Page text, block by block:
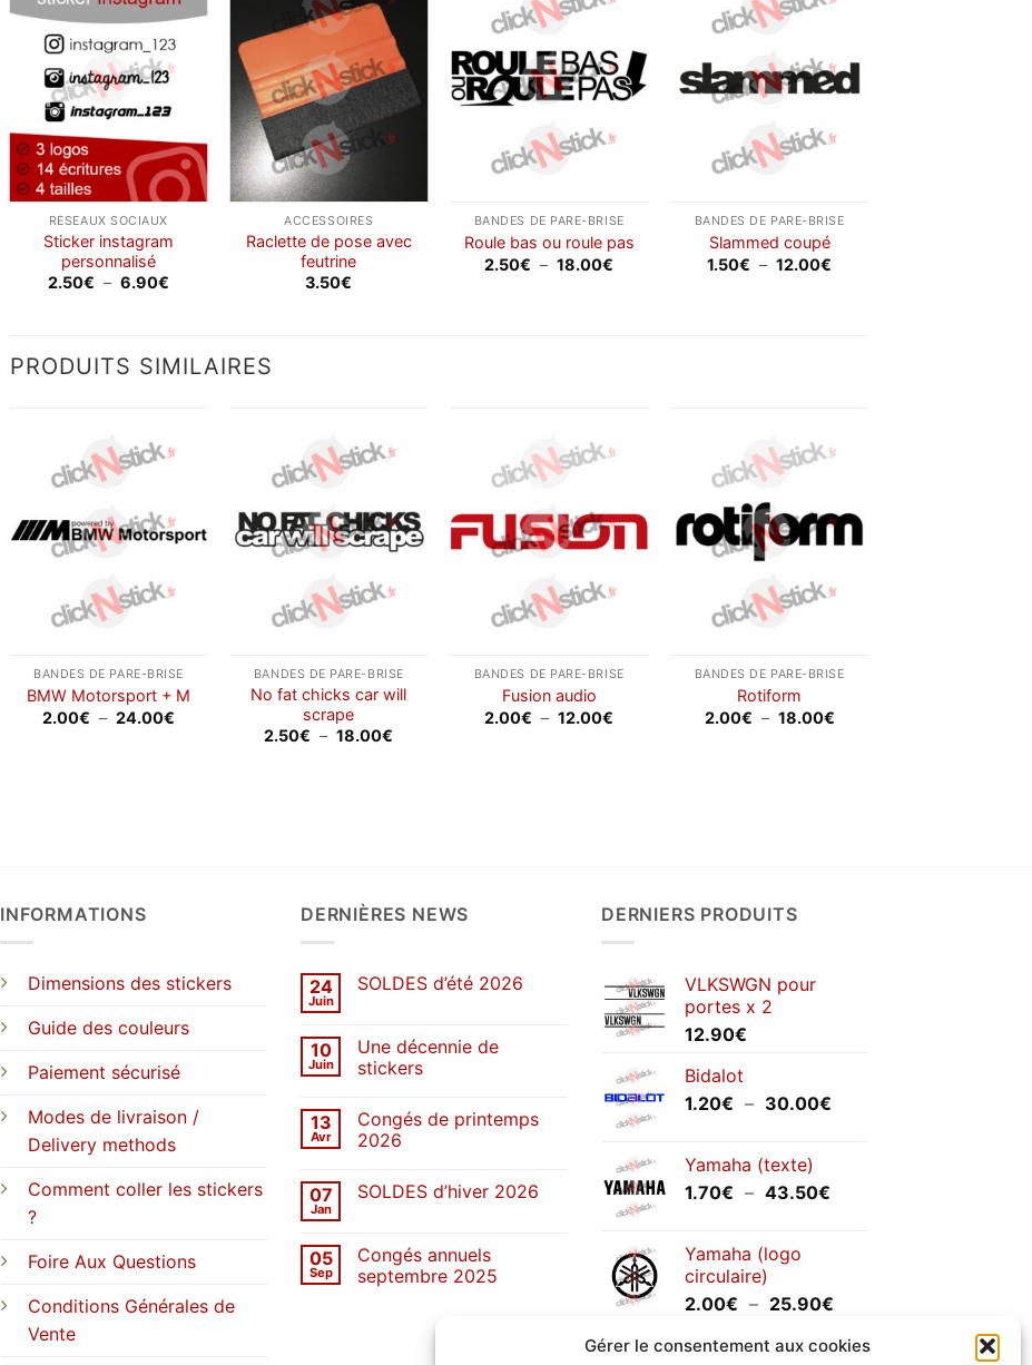
Gérer le consentement aux cookies
Ajouter
wishlist
RÉSEAUX SOCIAUX
Sticker instagram
personnalisé
2.50€ – 6.90€Plage
6.90€
Ajouter
à la
wishlist
ACCESSOIRES
Raclette de pose avec
feutrine
3.50€
wishlist
BANDES DE PARE-BRISE
Roule bas ou roule pas
2.50€ – 18.00€
BANDES DE PARE-BRISE
Slammed coupé
1.50€ – 12.00€
PRODUITS SIMILAIRES
BANDES DE PARE-BRISE
BMW Motorsport + M
2.00€ – 24.00€Plage
BANDES DE PARE-BRISE
No fat chicks car will
scrape
2.50€ – 18.00€
BANDES DE PARE-BRISE
Fusion audio
2.00€ – 12.00€
BANDES DE PARE-BRISE
Rotiform
2.00€ – 18.00€Plage
INFORMATIONS
Dimensions des stickers
Guide des couleurs
Paiement sécurisé
Modes de livraison /
Delivery methods
Comment coller les stickers
?
Foire Aux Questions
Conditions Générales de
Vente
DERNIÈRES NEWS
24
Juin
SOLDES d’été 2026
SOLDES
d’été
2026
10
Juin
Une décennie de
stickers
sur
Une
décennie
13
Avr
Congés de printemps
2026
sur
2026
07
Jan
SOLDES d’hiver 2026
SOLDES
d’hiver
2026
05
Sep
Congés annuels
septembre 2025
DERNIERS PRODUITS
VLKSWGN pour
portes x 2
12.90€
Bidalot
1.20€ – 30.00€
Yamaha (texte)
1.70€ – 43.50€
43.50€
Yamaha (logo
circulaire)
2.00€ – 25.90€
prix :